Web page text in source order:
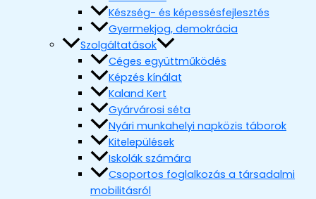
Készség- és képessésfejlesztés
Gyermekjog, demokrácia
Szolgáltatások
Céges együttműködés
Képzés kínálat
Kaland Kert
Gyárvárosi séta
Nyári munkahelyi napközis táborok
Kitelepülések
Iskolák számára
Csoportos foglalkozás a társadalmi
mobilitásról